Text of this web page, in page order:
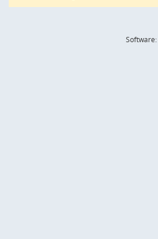
Software: